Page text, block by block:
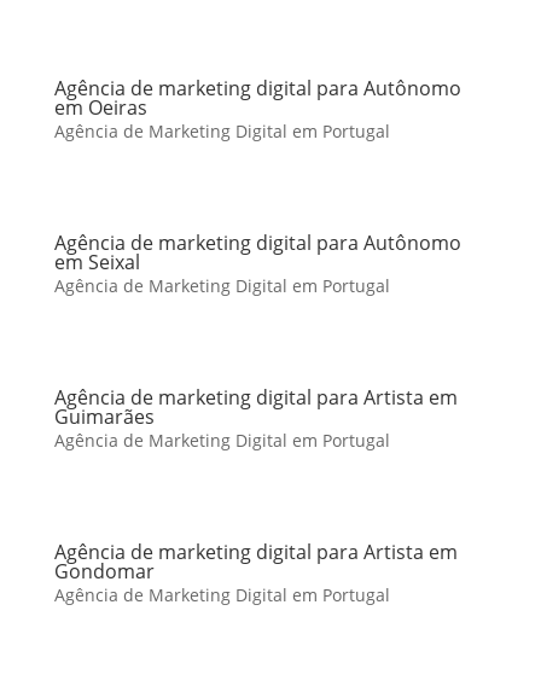
Agência de marketing digital para Autônomo
em Oeiras
Agência de Marketing Digital em Portugal
Agência de marketing digital para Autônomo
em Seixal
Agência de Marketing Digital em Portugal
Agência de marketing digital para Artista em
Guimarães
Agência de Marketing Digital em Portugal
Agência de marketing digital para Artista em
Gondomar
Agência de Marketing Digital em Portugal